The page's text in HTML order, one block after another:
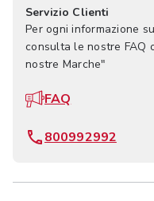
Servizio Clienti
Per ogni informazione
consulta le nostre FAQ
nostre Marche"
FAQ
800992992